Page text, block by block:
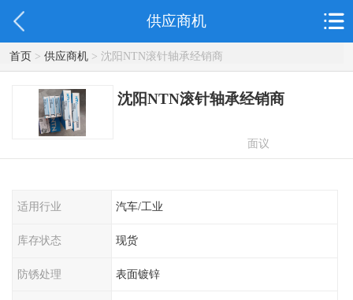
供应商机
首页> 供应商机> 沈阳NTN滚针轴承经销商
沈阳NTN滚针轴承经销商
面议
适用行业 汽车/工业
库存状态 现货
防锈处理 表面镀锌